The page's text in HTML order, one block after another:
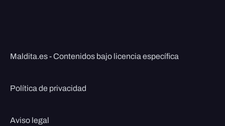
Maldita.es - Contenidos bajo licencia específica
Política de privacidad
Aviso legal